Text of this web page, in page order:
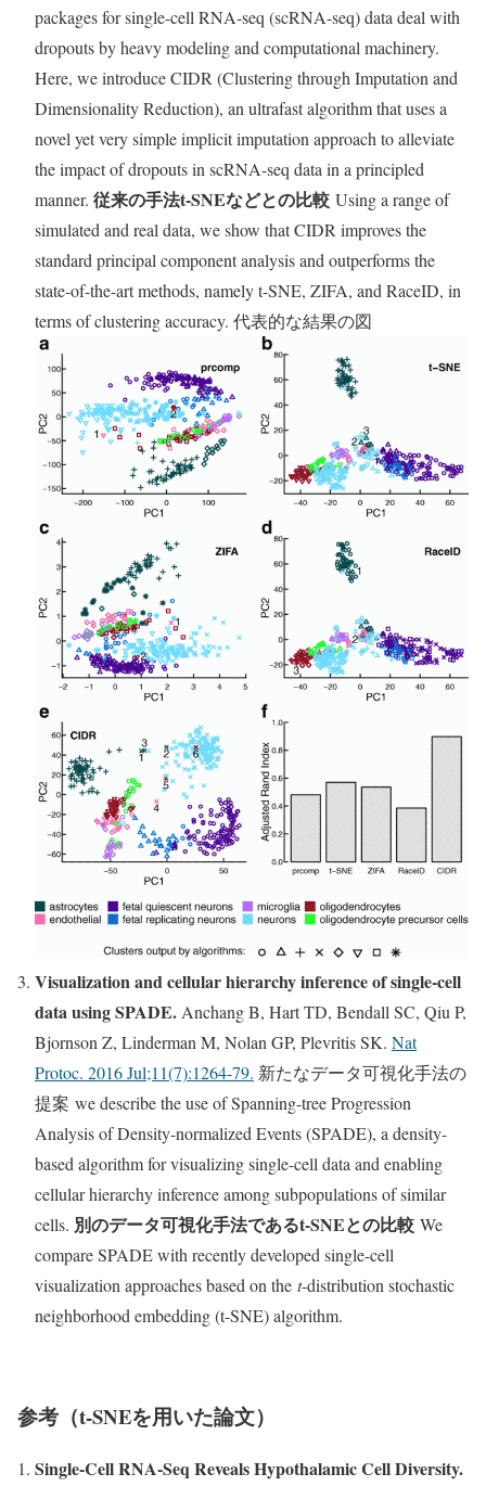
packages for single-cell RNA-seq (scRNA-seq) data deal with
dropouts by heavy modeling and computational machinery.
Here, we introduce CIDR (Clustering through Imputation and
Dimensionality Reduction), an ultrafast algorithm that uses a
novel yet very simple implicit imputation approach to alleviate
the impact of dropouts in scRNA-seq data in a principled
manner. 従来の手法t-SNEなどとの比較 Using a range of
simulated and real data, we show that CIDR improves the
standard principal component analysis and outperforms the
state-of-the-art methods, namely t-SNE, ZIFA, and RaceID, in
terms of clustering accuracy. 代表的な結果の図
Visualization and cellular hierarchy inference of single-cell
data using SPADE. Anchang B, Hart TD, Bendall SC, Qiu P,
Bjornson Z, Linderman M, Nolan GP, Plevritis SK. Nat
Protoc. 2016 Jul;11(7):1264-79. 新たなデータ可視化手法の
提案 we describe the use of Spanning-tree Progression
Analysis of Density-normalized Events (SPADE), a density-
based algorithm for visualizing single-cell data and enabling
cellular hierarchy inference among subpopulations of similar
cells. 別のデータ可視化手法であるt-SNEとの比較 We
compare SPADE with recently developed single-cell
visualization approaches based on the t-distribution stochastic
neighborhood embedding (t-SNE) algorithm.
参考（t-SNEを用いた論文）
Single-Cell RNA-Seq Reveals Hypothalamic Cell Diversity.